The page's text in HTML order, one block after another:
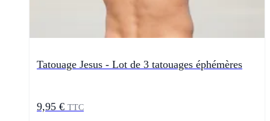
Tatouage Jesus - Lot de 3 tatouages éphémères
9,95 € TTC